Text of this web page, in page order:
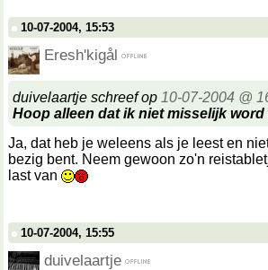
10-07-2004, 15:53
Eresh'kigål
duivelaartje schreef op 10-07-2004 @
Hoop alleen dat ik niet misselijk word
Ja, dat heb je weleens als je leest en
bezig bent. Neem gewoon zo'n
last van
10-07-2004, 15:55
duivelaartje